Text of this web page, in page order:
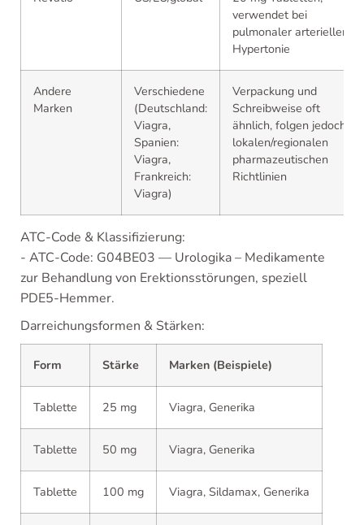
verwendet bei
pulmonaler arterieller
Hypertonie
Andere
Marken
Verschiedene
(Deutschland:
Viagra,
Spanien:
Viagra,
Frankreich:
Viagra)
Verpackung und
Schreibweise oft
ähnlich, folgen jedoch
lokalen/regionalen
pharmazeutischen
Richtlinien
ATC-Code & Klassifizierung:
- ATC-Code: G04BE03 — Urologika – Medikamente
zur Behandlung von Erektionsstörungen, speziell
PDE5-Hemmer.
Darreichungsformen & Stärken:
Form Stärke Marken (Beispiele)
Tablette 25 mg Viagra, Generika
Tablette 50 mg Viagra, Generika
Tablette 100 mg Viagra, Sildamax, Generika